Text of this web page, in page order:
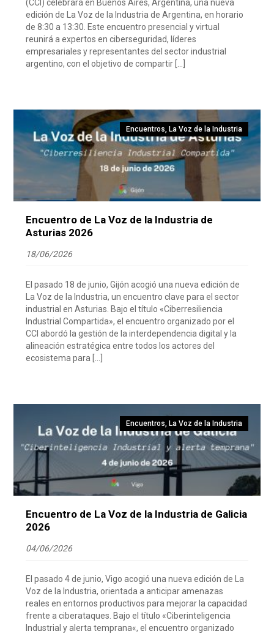
(CCI) celebrará en Buenos Aires, Argentina, una nueva
edición de La Voz de la Industria de Argentina, en horario
de 8:30 a 13:30. Este encuentro presencial y virtual
reunirá a expertos en ciberseguridad, líderes
empresariales y representantes del sector industrial
argentino, con el objetivo de compartir […]
Encuentros La Voz de la Industria
Encuentro de La Voz de la Industria de
Asturias 2026
18/06/2026
El pasado 18 de junio, Gijón acogió una nueva edición de
La Voz de la Industria, un encuentro clave para el sector
industrial en Asturias. Bajo el título «Ciberresiliencia
Industrial Compartida», el encuentro organizado por el
CCI abordó la gestión de la interdependencia digital y la
alineación estratégica entre todos los actores del
ecosistema para […]
Encuentros La Voz de la Industria
Encuentro de La Voz de la Industria de Galicia
2026
04/06/2026
El pasado 4 de junio, Vigo acogió una nueva edición de La
Voz de la Industria, orientada a anticipar amenazas
reales en entornos productivos para mejorar la capacidad
frente a ciberataques. Bajo el título «Ciberinteligencia
Industrial y alerta temprana«, el encuentro organizado